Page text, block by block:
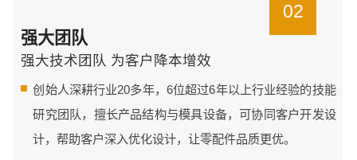
02
强大团队
强大技术团队 为客户降本增效
创始人深耕行业20多年，6位超过6年以上行业经验的技能
研究团队，擅长产品结构与模具设备，可协同客户开发设
计，帮助客户深入优化设计，让零配件品质更优。